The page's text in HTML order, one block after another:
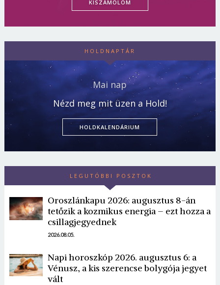
KISZÁMOLOM
HOLDNAPTÁR
Mai nap
Nézd meg mit üzen a Hold!
HOLDKALENDÁRIUM
LEGUTÓBBI POSZTOK
Oroszlánkapu 2026: augusztus 8-án
tetőzik a kozmikus energia – ezt hozza a
csillagjegyednek
2026.08.05.
Napi horoszkóp 2026. augusztus 6: a
Vénusz, a kis szerencse bolygója jegyet
vált